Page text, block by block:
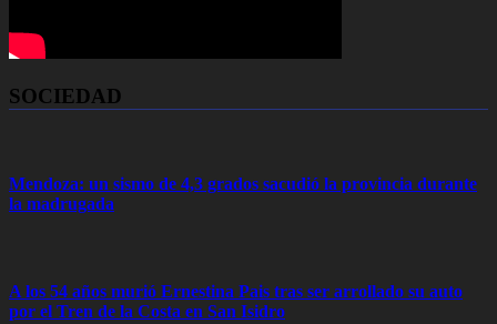
SOCIEDAD
Mendoza: un sismo de 4,3 grados sacudió la provincia durante
la madrugada
A los 54 años murió Ernestina Pais tras ser arrollado su auto
por el Tren de la Costa en San Isidro